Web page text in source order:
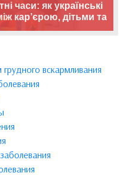
часи: як українські
кар’єрою, дітьми та
вскармливания